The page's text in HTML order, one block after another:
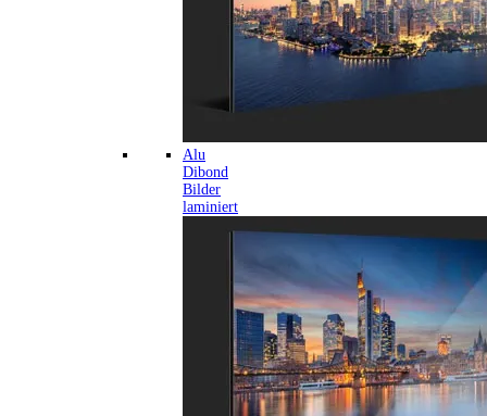
Alu
Dibond
Bilder
laminiert